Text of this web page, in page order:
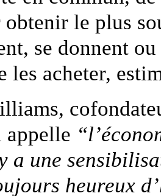
le plus
se donnent
les acheter,
appelle
a une
heureux